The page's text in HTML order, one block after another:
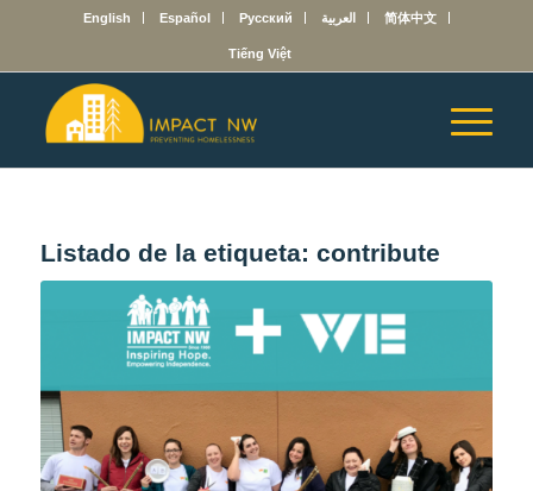
English Español Русский العربية 简体中文
Tiếng Việt
Listado de la etiqueta: contribute